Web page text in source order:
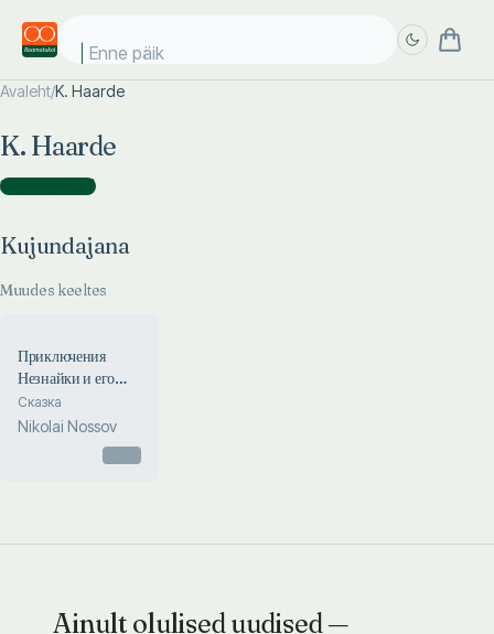
Enne päike
Avaleht/K. Haarde
K. Haarde
Kujundajana )
Kujundajana
Muudes keeltes
Приключения
Незнайки и его
друзей.
Prikljutšenija
Neznaiki i jego
Сказка
Nikolai Nossov
Ainult olulised uudised —